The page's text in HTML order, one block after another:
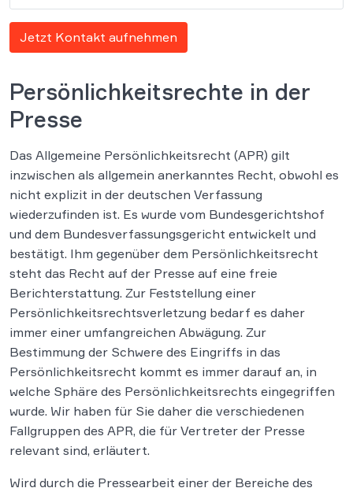
Jetzt Kontakt aufnehmen
Persönlichkeitsrechte in der
Presse
Das Allgemeine Persönlichkeitsrecht (APR) gilt
inzwischen als allgemein anerkanntes Recht, obwohl es
nicht explizit in der deutschen Verfassung
wiederzufinden ist. Es wurde vom Bundesgerichtshof
und dem Bundesverfassungsgericht entwickelt und
bestätigt. Ihm gegenüber dem Persönlichkeitsrecht
steht das Recht auf der Presse auf eine freie
Berichterstattung. Zur Feststellung einer
Persönlichkeitsrechtsverletzung bedarf es daher
immer einer umfangreichen Abwägung. Zur
Bestimmung der Schwere des Eingriffs in das
Persönlichkeitsrecht kommt es immer darauf an, in
welche Sphäre des Persönlichkeitsrechts eingegriffen
wurde. Wir haben für Sie daher die verschiedenen
Fallgruppen des APR, die für Vertreter der Presse
relevant sind, erläutert.
Wird durch die Pressearbeit einer der Bereiche des